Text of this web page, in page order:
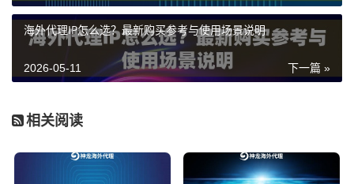
级反爬系统识别。住宅IP则来自真实的家庭网络，隐匿
性更强，更适合对抗严格的反爬策略。你需要根据目标
网站的防护等级来权衡。
换）或按时间间隔自动更换IP。对于反爬而言，
IP池必须纯净、庞大。如果IP被大量用
海外代理IP怎么选？最新购买参考与使用场景说明
下一篇 »
2026-05-11
相关阅读